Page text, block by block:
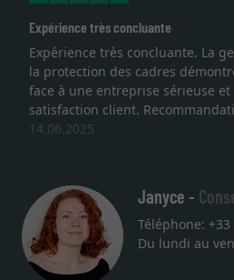
et
sommes
Excellent
Je recherchais un
lithographie, je
qualité sont au
service et
Janyce -
Téléphone: